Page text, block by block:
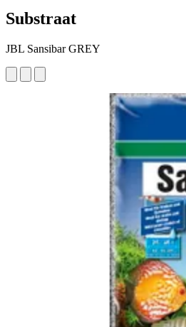
Substraat
JBL Sansibar GREY